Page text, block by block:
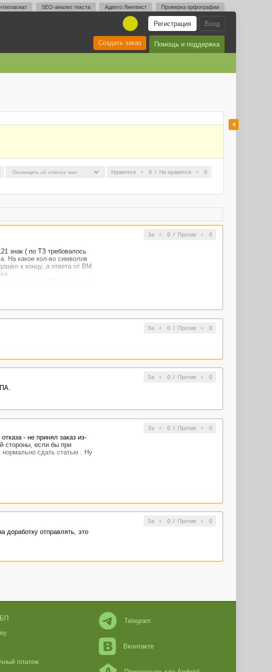
SEO-анализ текста Адвего Лингвист Проверка орфографии
Вход
Регистрация
Помощь и поддержка
Создать заказ
Нравится 0 / Не нравится 0
За 0/ Против 0
знак ( по ТЗ требовалось
На какое кол-во символов
к концу, а ответа от ВМ
За 0/ Против 0
За 0/ Против 0
За 0/ Против 0
- не принял заказ из-
стороны, если бы при
нормально сдать статью . Ну
За 0/ Против 0
отправлять, это
платеж
Telegram
Вконтакте